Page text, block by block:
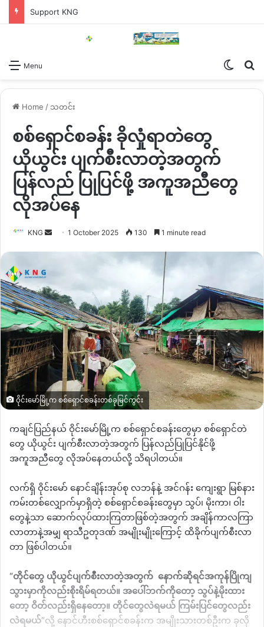
Support KNG
Menu
Home / သတင်း
စစ်ရှောင်စခန်း ခိုလှုံရာတဲတွေ
ယိုယွင်း ပျက်စီးလာတဲ့အတွက်
ပြန်လည် ပြုပြင်ဖို့ အကူအညီတွေ
လိုအပ်နေ
KNG
Send1 October 2025 130 1 minute read
ဝိုင်းမော်မြို့က စစ်ရှောင်စခန်းတစ်ခုမြင်ကွင်း
ကချင်ပြည်နယ် ဝိုင်းမော်မြို့က စစ်ရှောင်စခန်းတွေမှာ စစ်ရှောင်တဲ
တွေ ယိုယွင်း ပျက်စီးလာတဲ့အတွက် ပြန်လည်ပြုပြင်နိုင်ဖို့
အကူအညီတွေ လိုအပ်နေတယ်လို့ သိရပါတယ်။
လက်ရှိ ဝိုင်းမော် နောင်ချိန်းအုပ်စု လဘန်နဲ့ အင်ဂန်း ကျေးရွာ မြစ်နား
ကမ်းတစ်လျှောက်မှာရှိတဲ့ စစ်ရှောင်စခန်းတွေမှာ သွပ်၊ မိုးကာ၊ ဝါး
တွေနဲ့သာ ဆောက်လုပ်ထားကြတာဖြစ်တဲ့အတွက် အချိန်ကာလကြာ
လာတာနဲ့အမျှ ရာသီဥတုဒဏ် အမျိုးမျိုးကြောင့် ထိခိုက်ပျက်စီးလာ
တာ ဖြစ်ပါတယ်။
“တိုင်တွေ ယိုယွင်ပျက်စီးလာတဲ့အတွက် နောက်ဆိုရင်အကုန်ပြိုကျ
သွားမှာကိုလည်းစိုးရိမ်ရတယ်။ အပေါ်ဘက်ကိုတော့ သွပ်နဲ့မိုးထား
တော့ ဝိတ်လည်းရှိနေတော့။ တိုင်တွေလဲရမယ် ကြမ်းပြင်တွေလည်း
လဲရမယ်”လို့ နောင်ဟီးစစ်ရှောင်စခန်းက အမျိုးသားတစ်ဦးက ခုလို